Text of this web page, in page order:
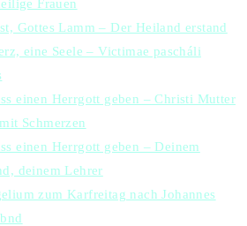
Frauen
Gottes Lamm – Der Heiland erstand
eine Seele – Victimae pascháli
einen Herrgott geben – Christi Mutter
Schmerzen
einen Herrgott geben – Deinem
deinem Lehrer
zum Karfreitag nach Johannes